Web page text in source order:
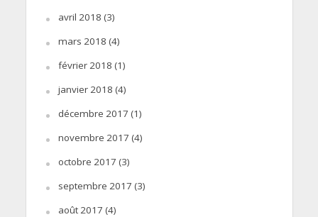
avril 2018 (3)
mars 2018 (4)
février 2018 (1)
janvier 2018 (4)
décembre 2017 (1)
novembre 2017 (4)
octobre 2017 (3)
septembre 2017 (3)
août 2017 (4)